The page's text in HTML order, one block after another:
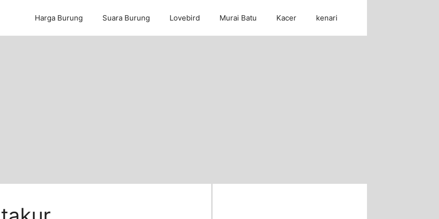
Harga Burung Suara Burung Lovebird Murai Batu Kacer kenari